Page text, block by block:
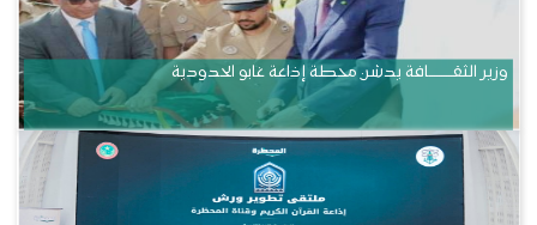
وزير الثقــــــــــافة يدشن محطة إذاعة غابو الحدودية